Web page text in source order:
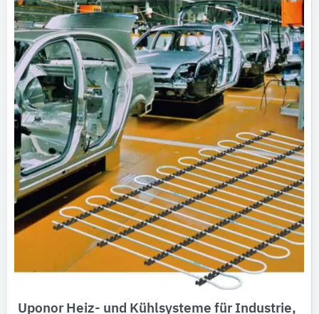
Uponor Heiz- und Kühlsysteme für Industrie,